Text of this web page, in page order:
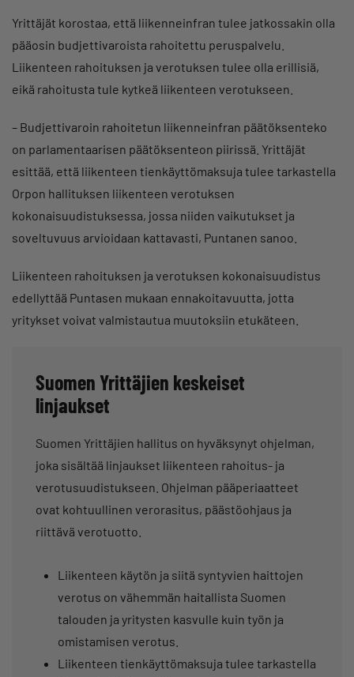
Yrittäjät korostaa, että liikenneinfran tulee jatkossakin olla
pääosin budjettivaroista rahoitettu peruspalvelu.
Liikenteen rahoituksen ja verotuksen tulee olla erillisiä,
eikä rahoitusta tule kytkeä liikenteen verotukseen.
– Budjettivaroin rahoitetun liikenneinfran päätöksenteko
on parlamentaarisen päätöksenteon piirissä. Yrittäjät
esittää, että liikenteen tienkäyttömaksuja tulee tarkastella
Orpon hallituksen liikenteen verotuksen
kokonaisuudistuksessa, jossa niiden vaikutukset ja
soveltuvuus arvioidaan kattavasti, Puntanen sanoo.
Liikenteen rahoituksen ja verotuksen kokonaisuudistus
edellyttää Puntasen mukaan ennakoitavuutta, jotta
yritykset voivat valmistautua muutoksiin etukäteen.
Suomen Yrittäjien keskeiset
linjaukset
Suomen Yrittäjien hallitus on hyväksynyt ohjelman,
joka sisältää linjaukset liikenteen rahoitus- ja
verotusuudistukseen. Ohjelman pääperiaatteet
ovat kohtuullinen verorasitus, päästöohjaus ja
riittävä verotuotto.
Liikenteen käytön ja siitä syntyvien haittojen
verotus on vähemmän haitallista Suomen
talouden ja yritysten kasvulle kuin työn ja
omistamisen verotus.
Liikenteen tienkäyttömaksuja tulee tarkastella